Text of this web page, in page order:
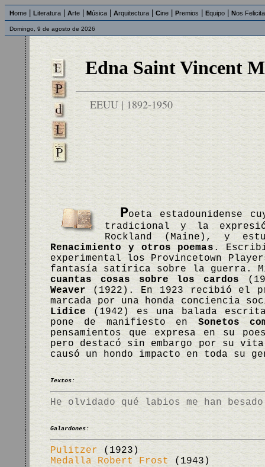
Home Literatura Arte Música Arquitectura Cine Premios Equipo Nos
Domingo, 9 de agosto de 2026
Edna Saint Vincent
EEUU | 1892-1950
Poeta estadounidense
tradicional y la
Rockland (Maine), y
Renacimiento y otros poemas.
experimental los Provincetown
fantasía satírica sobre la guerra.
cuantas cosas sobre los cardos
Weaver (1922). En 1923 recibió el
marcada por una honda conciencia
Lidice(1942) es una balada
pone de manifiesto enSonetos
pensamientos que expresa en su
pero destacó sin embargo por su
causó un hondo impacto en toda su
Textos:
He olvidado qué labios me han besado
Galardones:
Pulitzer(1923)
Medalla Robert Frost (1943)